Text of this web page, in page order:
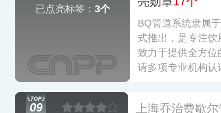
已点亮标签： 3个
BQ管道系统隶属
式推出，是专注
致力于提供全方
请多项专业机构
09 上海乔治费歇